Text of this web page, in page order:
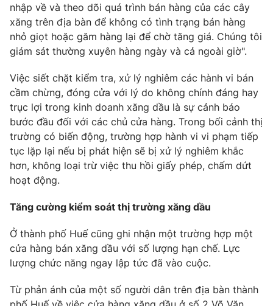
nhập về và theo dõi quá trình bán hàng của các cây
xăng trên địa bàn để không có tình trạng bán hàng
nhỏ giọt hoặc găm hàng lại để chờ tăng giá. Chúng tôi
giám sát thường xuyên hàng ngày và cả ngoài giờ".
Việc siết chặt kiểm tra, xử lý nghiêm các hành vi bán
cầm chừng, đóng cửa với lý do không chính đáng hay
trục lợi trong kinh doanh xăng dầu là sự cảnh báo
bước đầu đối với các chủ cửa hàng. Trong bối cảnh thị
trường có biến động, trường hợp hành vi vi phạm tiếp
tục lặp lại nếu bị phát hiện sẽ bị xử lý nghiêm khắc
hơn, không loại trừ việc thu hồi giấy phép, chấm dứt
hoạt động.
Tăng cường kiểm soát thị trường xăng dầu
Ở thành phố Huế cũng ghi nhận một trường hợp một
cửa hàng bán xăng dầu với số lượng hạn chế. Lực
lượng chức năng ngay lập tức đã vào cuộc.
Từ phản ánh của một số người dân trên địa bàn thành